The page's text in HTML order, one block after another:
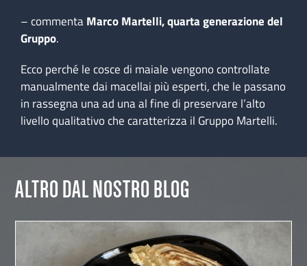
– commentaMarco Martelli, quarta generazione del
Gruppo.
Ecco perché le cosce di maiale vengono controllate
manualmente dai macellai più esperti, che le passano
in rassegna una ad una al fine di preservare l’alto
livello qualitativo che caratterizza il Gruppo Martelli.
ALTRO DAL NOSTRO BLOG